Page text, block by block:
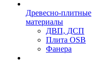
Древесно-плитные
материалы
ДВП, ДСП
Плита OSB
Фанера